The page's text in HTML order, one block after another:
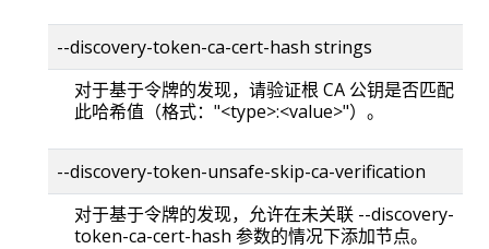
--discovery-token-ca-cert-hash strings
对于基于令牌的发现，请验证根 CA 公钥是否匹配
此哈希值（格式："<type>:<value>"）。
--discovery-token-unsafe-skip-ca-verification
对于基于令牌的发现，允许在未关联 --discovery-
token-ca-cert-hash 参数的情况下添加节点。